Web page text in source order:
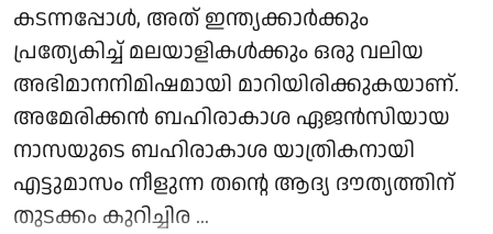
കടന്നപ്പോൾ, അത് ഇന്ത്യക്കാർക്കും
പ്രത്യേകിച്ച് മലയാളികൾക്കും ഒരു വലിയ
അഭിമാനനിമിഷമായി മാറിയിരിക്കുകയാണ്.
അമേരിക്കൻ ബഹിരാകാശ ഏജൻസിയായ
നാസയുടെ ബഹിരാകാശ യാത്രികനായി
എട്ടുമാസം നീളുന്ന തന്റെ ആദ്യ ദൗത്യത്തിന്
തുടക്കം കുറിച്ചിര ...